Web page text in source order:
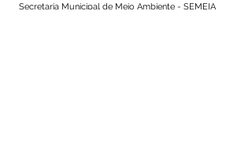
Secretaria Municipal de Meio Ambiente - SEMEIA